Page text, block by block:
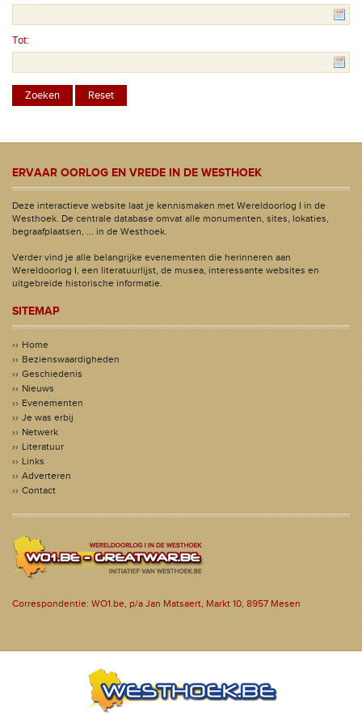
Tot:
ERVAAR OORLOG EN VREDE IN DE WESTHOEK
Deze interactieve website laat je kennismaken met Wereldoorlog I in de
Westhoek. De centrale database omvat alle monumenten, sites, lokaties,
begraafplaatsen, ... in de Westhoek.
Verder vind je alle belangrijke evenementen die herinneren aan
Wereldoorlog I, een literatuurlijst, de musea, interessante websites en
uitgebreide historische informatie.
SITEMAP
Home
Bezienswaardigheden
Geschiedenis
Nieuws
Evenementen
Je was erbij
Netwerk
Literatuur
Links
Adverteren
Contact
Correspondentie: WO1.be, p/a Jan Matsaert, Markt 10, 8957 Mesen